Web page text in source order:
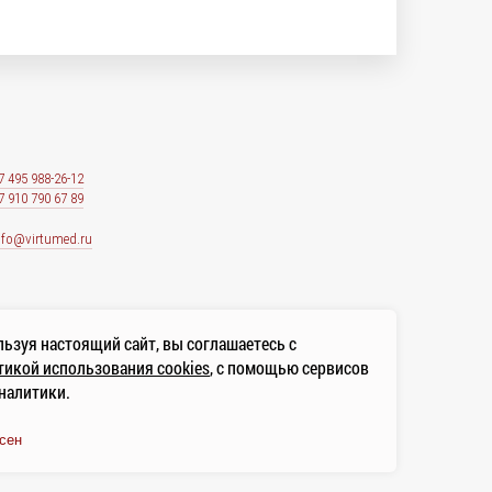
495 988-26-12
910 790 67 89
настоящий сайт, вы соглашаетесь с
использования cookies, с помощью сервисов